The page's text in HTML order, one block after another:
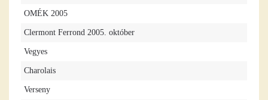
OMÉK 2005
Clermont Ferrond 2005. október
Vegyes
Charolais
Verseny